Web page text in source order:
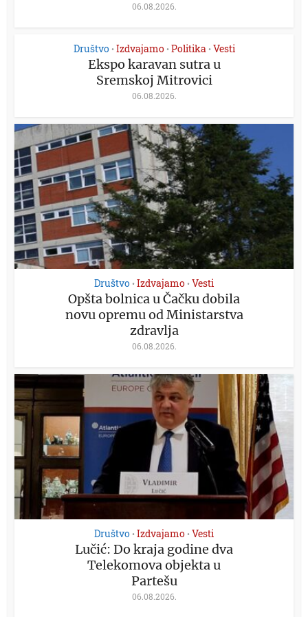
06.08.2026.
Društvo • Izdvajamo • Politika • Vesti
Ekspo karavan sutra u
Sremskoj Mitrovici
06.08.2026.
Društvo • Izdvajamo • Vesti
Opšta bolnica u Čačku dobila
novu opremu od Ministarstva
zdravlja
06.08.2026.
Društvo • Izdvajamo • Vesti
Lučić: Do kraja godine dva
Telekomova objekta u
Partešu
06.08.2026.